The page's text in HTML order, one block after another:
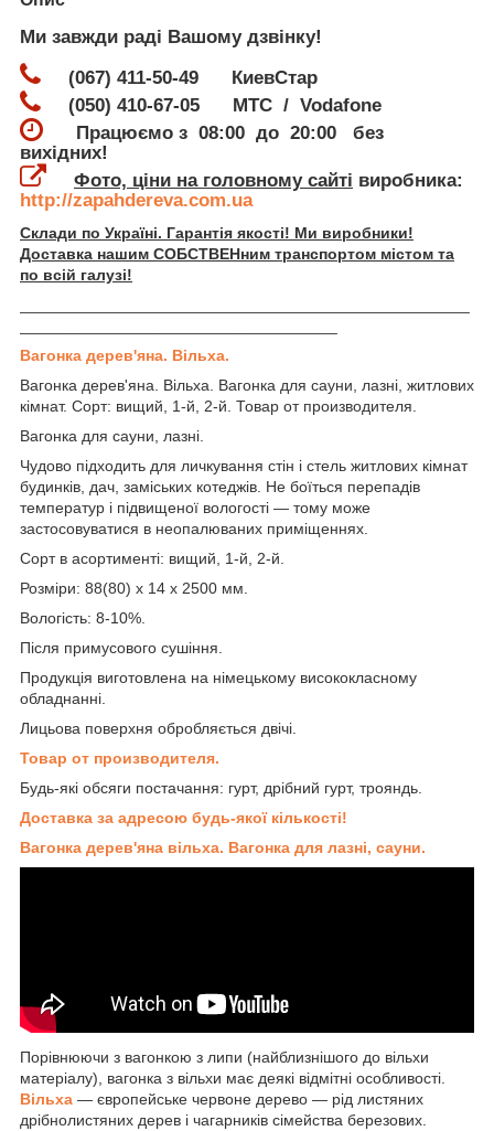
Ми завжди раді Вашому дзвінку!
(067) 411-50-49 КиевСтар
(050) 410-67-05 МТС / Vodafone
Працюємо з 08:00 до 20:00 без
вихідних!
Фото, ціни на головному сайті виробника:
http://zapahdereva.com.ua
Склади по Україні. Гарантія якості! Ми виробники!
Доставка нашим СОБСТВЕНним транспортом містом та
по всій галузі!
Вагонка дерев'яна. Вільха.
Вагонка дерев'яна. Вільха. Вагонка для сауни, лазні, житлових
кімнат. Сорт: вищий, 1-й, 2-й. Товар от производителя.
Вагонка для сауни, лазні.
Чудово підходить для личкування стін і стель житлових кімнат
будинків, дач, заміських котеджів. Не боїться перепадів
температур і підвищеної вологості — тому може
застосовуватися в неопалюваних приміщеннях.
Сорт в асортименті: вищий, 1-й, 2-й.
Розміри: 88(80) х 14 х 2500 мм.
Вологість: 8-10%.
Після примусового сушіння.
Продукція виготовлена на німецькому висококласному
обладнанні.
Лицьова поверхня обробляється двічі.
Товар от производителя.
Будь-які обсяги постачання: гурт, дрібний гурт, трояндь.
Доставка за адресою будь-якої кількості!
Вагонка дерев'яна вільха. Вагонка для лазні, сауни.
Порівнюючи з вагонкою з липи (найблизнішого до вільхи
матеріалу), вагонка з вільхи має деякі відмітні особливості.
Вільха — європейське червоне дерево — рід листяних
дрібнолистяних дерев і чагарників сімейства березових.